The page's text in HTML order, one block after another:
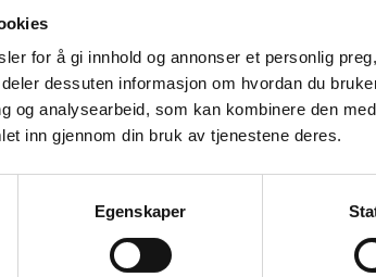
for å gi innhold og annonser et personlig
dessuten informasjon om hvordan du
og analysearbeid, som kan kombinere den
inn gjennom din bruk av tjenestene deres.
Egenskaper
på en helse- og sikkerhetsmessig
grunner:
og mange virksomheter vil derfor
svært vidt og tolkes ulikt.
skal tilegnes.
samme som å jobbe forebyggende og